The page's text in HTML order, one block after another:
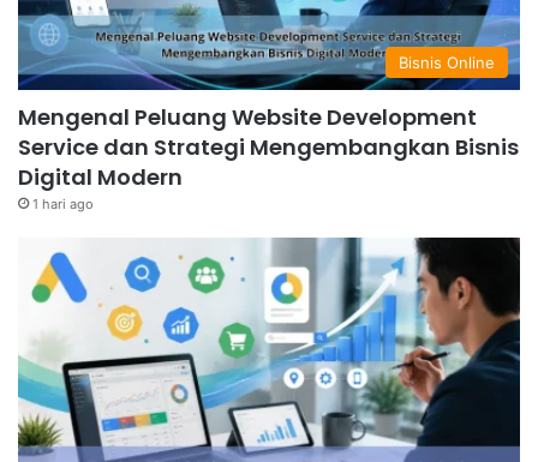
Bisnis Online
Mengenal Peluang Website Development
Service dan Strategi Mengembangkan Bisnis
Digital Modern
1 hari ago